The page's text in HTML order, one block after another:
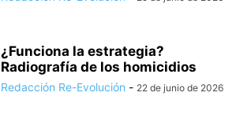
¿Funciona la estrategia?
Radiografía de los homicidios
Redacción Re-Evolución - 22 de junio de 2026